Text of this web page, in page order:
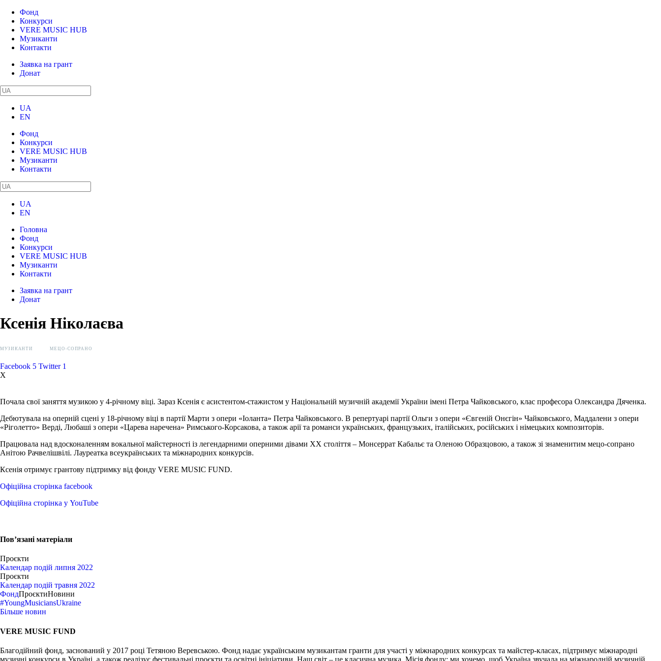
Фонд
Конкурси
VERE MUSIC HUB
Музиканти
Контакти
Заявка на грант
Донат
UA
EN
Фонд
Конкурси
VERE MUSIC HUB
Музиканти
Контакти
UA
EN
Головна
Фонд
Конкурси
VERE MUSIC HUB
Музиканти
Контакти
Заявка на грант
Донат
Ксенія Ніколаєва
МУЗИКАНТИ МЕЦО-СОПРАНО
Facebook 5 Twitter 1
X
Почала свої заняття музикою у 4-річному віці. Зараз Ксенія є асистентом-стажистом у Національній музичній академії України імені Петра Чайковського, клас професора Олександра Дяченка.
Дебютувала на оперній сцені у 18-річному віці в партії Марти з опери «Іоланта» Петра Чайковського. В репертуарі партії Ольги з опери «Євгеній Онєгін» Чайковського, Маддалени з опери
«Ріголетто» Верді, Любаші з опери «Царева наречена» Римського-Корсакова, а також арії та романси українських, французьких, італійських, російських і німецьких композиторів.
Працювала над вдосконаленням вокальної майстерності із легендарними оперними дівами XX століття – Монсеррат Кабальє та Оленою Образцовою, а також зі знаменитим мецо-сопрано
Анітою Рачвелішвілі. Лауреатка всеукраїнських та міжнародних конкурсів.
Ксенія отримує грантову підтримку від фонду VERE MUSIC FUND.
Офіційна сторінка facebook
Офіційна сторінка у YouTube
Пов’язані матеріали
Проєкти
Календар подій липня 2022
Проєкти
Календар подій травня 2022
ФондПроєктиНовини
#YoungMusiciansUkraine
Більше новин
VERE MUSIC FUND
Благодійний фонд, заснований у 2017 році Тетяною Веревською. Фонд надає українським музикантам гранти для участі у міжнародних конкурсах та майстер-класах, підтримує міжнародні
музичні конкурси в Україні, а також реалізує фестивальні проєкти та освітні ініціативи. Наш світ – це класична музика. Місія фонду: ми хочемо, щоб Україна звучала на міжнародній музичній